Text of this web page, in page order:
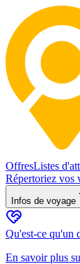
OffresListes
Répertoriez vos
Infos de voyage
Qu'est-ce qu'un
En savoir plus